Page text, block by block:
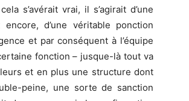
s’avérait vrai, il s’agirait d’une
d’une véritable ponction
et par conséquent à l’équipe
fonction – jusque-là tout va
et en plus une structure dont
peine, une sorte de sanction